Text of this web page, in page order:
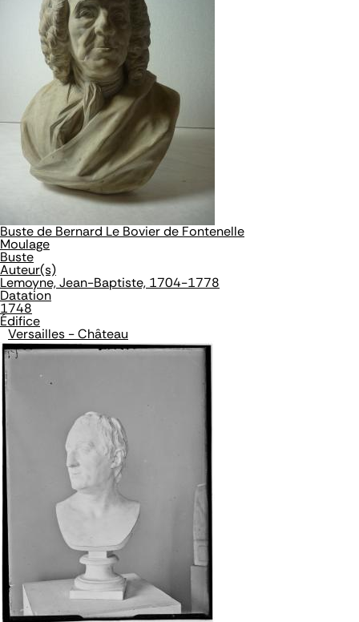
Buste de Bernard Le Bovier de Fontenelle
Moulage
Buste
Auteur(s)
Lemoyne, Jean-Baptiste, 1704-1778
Datation
1748
Édifice
Versailles - Château